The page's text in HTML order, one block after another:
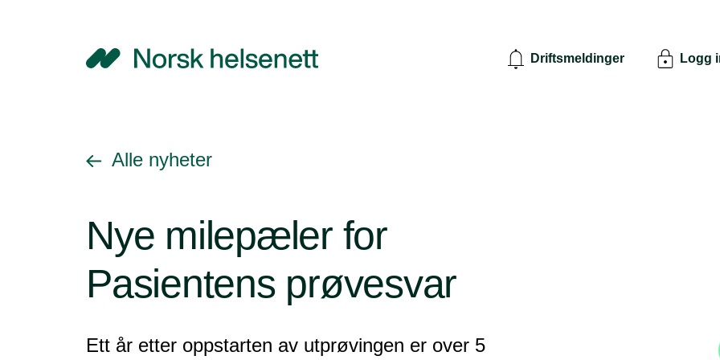
NHN Driftsmeldinger Logg
Gå tilbake til
Alle nyheter
Nye milepæler for
Pasientens prøvesvar
Ett år etter oppstarten av utprøvingen er over 5